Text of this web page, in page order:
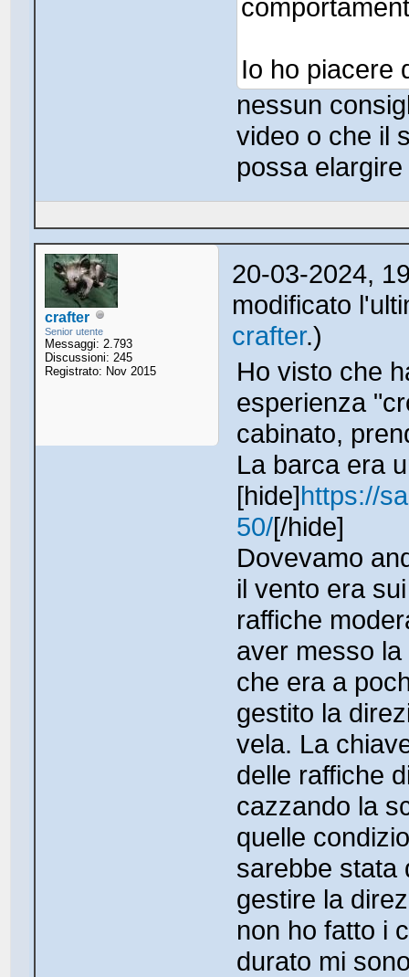
Io ho piacere
nessun
video o che il
possa
crafter
Senior utente
Messaggi: 2.793
Discussioni: 245
Registrato: Nov 2015
20-03-2024,
modificato
crafter.)
Ho visto che
esperienza
cabinato,
La barca era
[hide]https://
50/[/hide]
Dovevamo
il vento era
raffiche
aver messo
che era a
gestito la
vela. La
delle raffiche
cazzando la
quelle
sarebbe stata
gestire la
non ho fatto i
durato mi